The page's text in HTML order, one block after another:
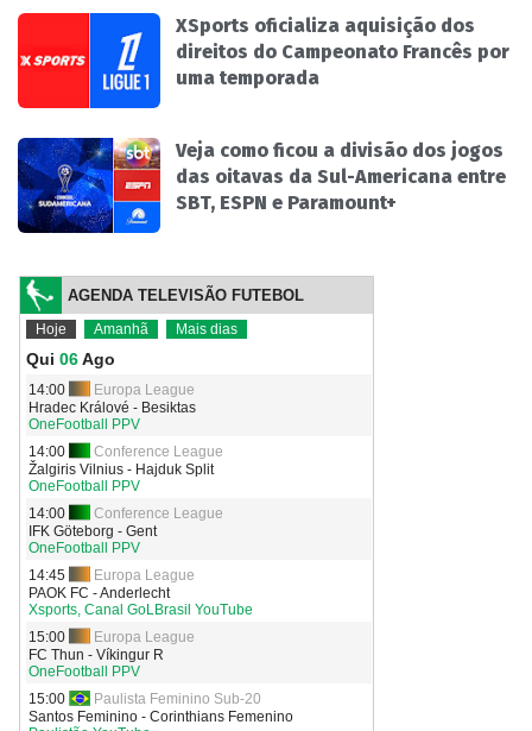
XSports oficializa aquisição dos
direitos do Campeonato Francês por
uma temporada
Veja como ficou a divisão dos jogos
das oitavas da Sul-Americana entre
SBT, ESPN e Paramount+